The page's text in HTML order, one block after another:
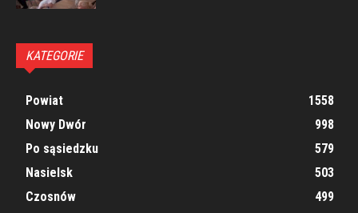
KATEGORIE
Powiat
1558
Nowy Dwór
998
Po sąsiedzku
579
Nasielsk
503
Czosnów
499